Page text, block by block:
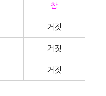
참
거짓
거짓
거짓